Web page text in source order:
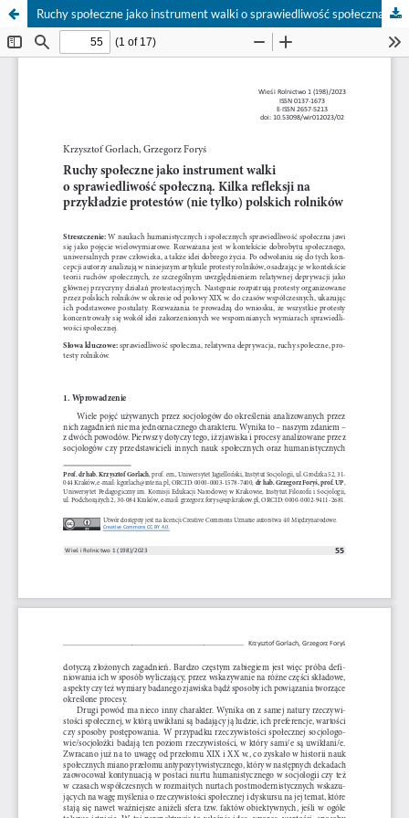
Ruchy społeczne jako instrument walki o sprawiedliwość społeczną. Kilka refleksji na przykładzie protestów (nie tylko) polskich rolników